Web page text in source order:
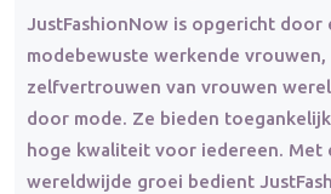
JustFashionNow is opgericht door
modebewuste werkende
zelfvertrouwen van vrouwen
door mode. Ze bieden
hoge kwaliteit voor iedereen. Met
wereldwijde groei bedient